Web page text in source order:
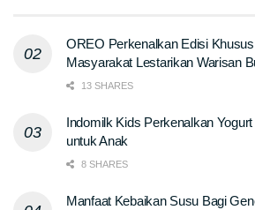
OREO Perkenalkan Edisi
Masyarakat Lestarikan Warisan
13 SHARES
Indomilk Kids Perkenalkan
untuk Anak
8 SHARES
Manfaat Kebaikan Susu Bagi